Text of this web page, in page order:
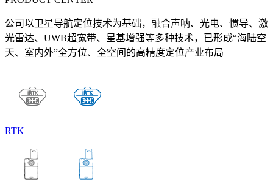
公司以卫星导航定位技术为基础，融合声呐、光电、惯导、激
光雷达、UWB超宽带、星基增强等多种技术，已形成“海陆空
天、室内外”全方位、全空间的高精度定位产业布局
RTK